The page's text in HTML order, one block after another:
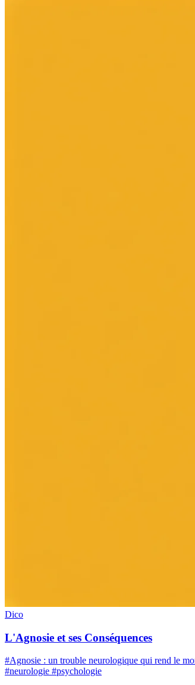
Dico
L'Agnosie et ses Conséquences
#Agnosie : un trouble neurologique qui rend le
#neurologie #psychologie